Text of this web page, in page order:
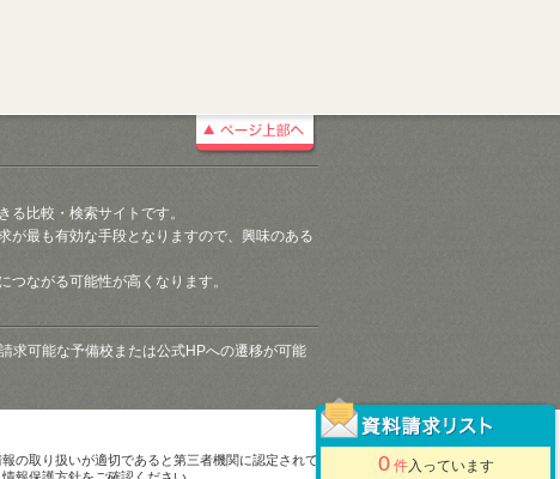
0 件入っています
比較・検索サイトです。
が最も有効な手段となりますので、興味のある
ながる可能性が高くなります。
求可能な予備校または公式HPへの遷移が可能
の取り扱いが適切であると第三者機関に認定されて
報保護方針をご確認ください。